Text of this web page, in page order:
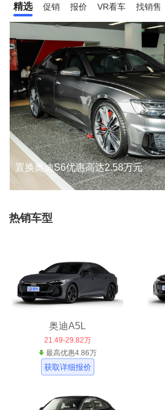
精选 促销 报价 VR看车 找销售
置换奥迪S6优惠高达2.58万元
热销车型
奥迪A5L
21.49-29.82万
最高优惠4.86万
获取详细报价